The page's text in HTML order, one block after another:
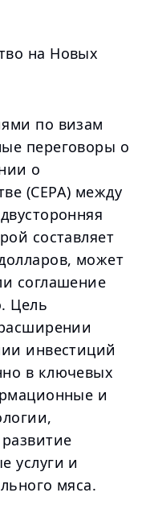
на Новых
по визам
переговоры о
о
(CEPA) между
составляет
может
соглашение
Цель
инвестиций
в ключевых
и
услуги и
мяса.